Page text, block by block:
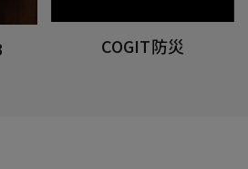
COGIT防災